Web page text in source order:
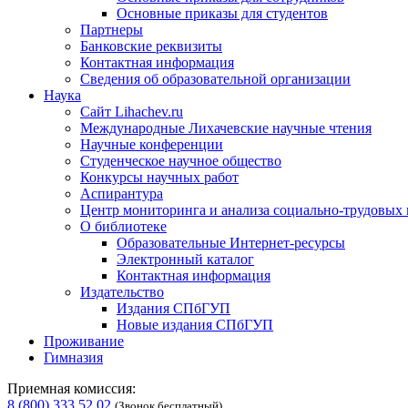
Основные приказы для студентов
Партнеры
Банковские реквизиты
Контактная информация
Сведения об образовательной организации
Наука
Сайт Lihachev.ru
Международные Лихачевские научные чтения
Научные конференции
Студенческое научное общество
Конкурсы научных работ
Аспирантура
Центр мониторинга и анализа социально-трудовых
О библиотеке
Образовательные Интернет-ресурсы
Электронный каталог
Контактная информация
Издательство
Издания СПбГУП
Новые издания СПбГУП
Проживание
Гимназия
Приемная комиссия:
8 (800) 333 52 02